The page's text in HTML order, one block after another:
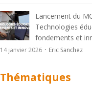
Lancement du
Technologies
fondements et
14 janvier 2026 Eric Sanchez
Thématiques